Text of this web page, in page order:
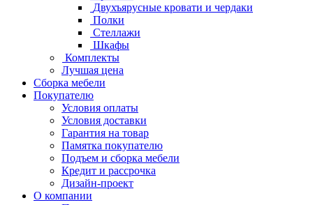
Двухъярусные кровати и чердаки
Полки
Стеллажи
Шкафы
Комплекты
Лучшая цена
Сборка мебели
Покупателю
Условия оплаты
Условия доставки
Гарантия на товар
Памятка покупателю
Подъем и сборка мебели
Кредит и рассрочка
Дизайн-проект
О компании